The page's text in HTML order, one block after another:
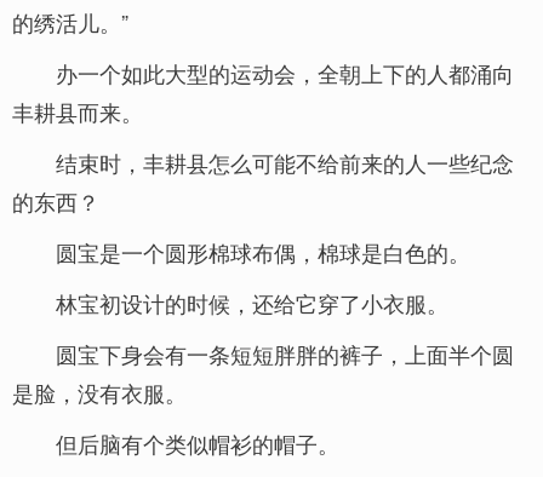
的绣活儿。”
办一个如此大型的运动会，全朝上下的人都涌向
丰耕县而来。
结束时，丰耕县怎么可能不给前来的人一些纪念
的东西？
圆宝是一个圆形棉球布偶，棉球是白色的。
林宝初设计的时候，还给它穿了小衣服。
圆宝下身会有一条短短胖胖的裤子，上面半个圆
是脸，没有衣服。
但后脑有个类似帽衫的帽子。